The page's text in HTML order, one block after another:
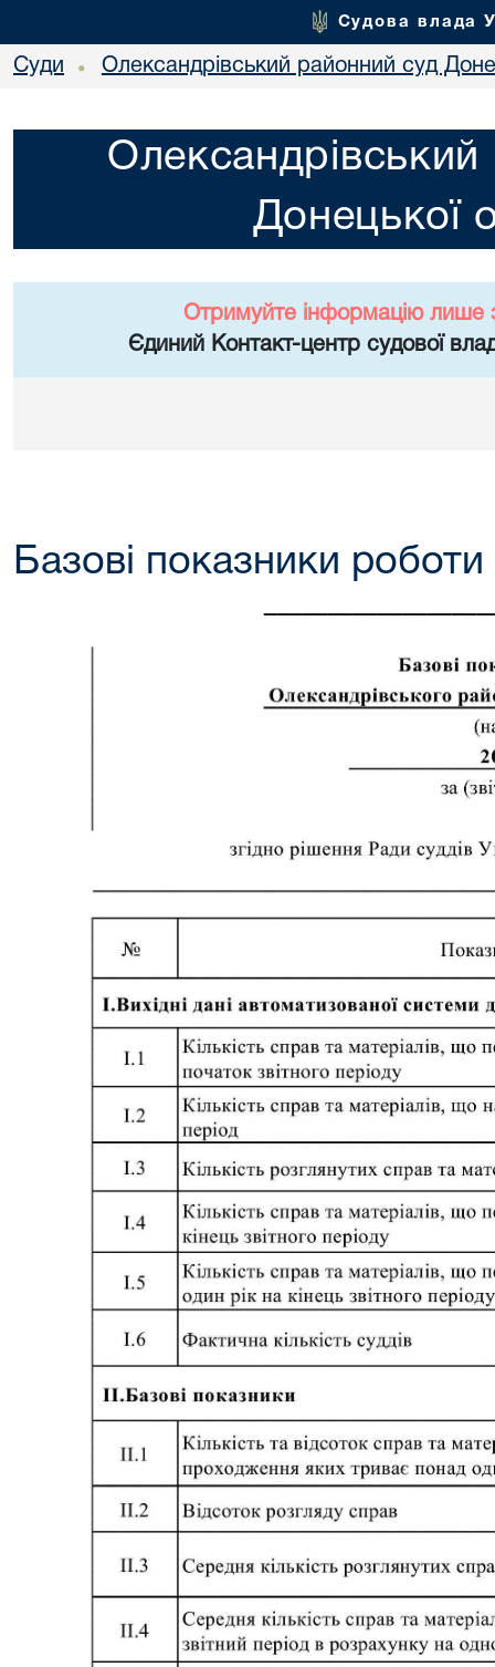
Судова влада
Суди • Олександрівський районний суд
Донецької
Отримуйте інформацію лише
Єдиний Контакт-центр судової
Базові показники роботи